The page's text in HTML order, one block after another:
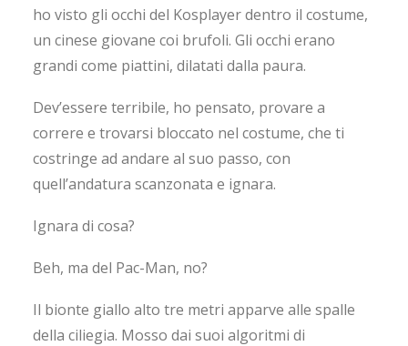
ho visto gli occhi del Kosplayer dentro il costume,
un cinese giovane coi brufoli. Gli occhi erano
grandi come piattini, dilatati dalla paura.
Dev’essere terribile, ho pensato, provare a
correre e trovarsi bloccato nel costume, che ti
costringe ad andare al suo passo, con
quell’andatura scanzonata e ignara.
Ignara di cosa?
Beh, ma del Pac-Man, no?
Il bionte giallo alto tre metri apparve alle spalle
della ciliegia. Mosso dai suoi algoritmi di